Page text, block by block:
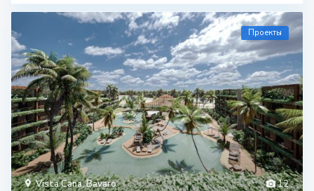
12
Vista Cana,Bavaro
Проекты